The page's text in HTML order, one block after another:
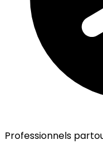
Professionnels